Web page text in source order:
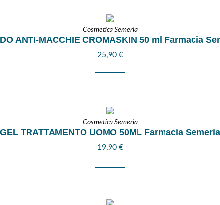
Cosmetica Semeria
ANTI-MACCHIE CROMASKIN 50 ml Farmacia
25,90 €
Cosmetica Semeria
GEL TRATTAMENTO UOMO 50ML Farmacia Semeria
19,90 €